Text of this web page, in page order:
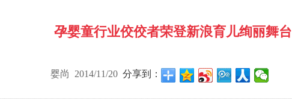
孕婴童行业佼佼者荣登新浪育儿绚丽舞台
婴尚 2014/11/20 分享到：